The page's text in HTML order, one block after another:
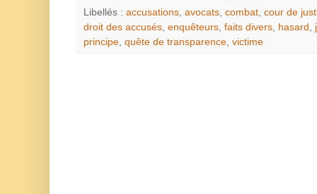
Libellés : accusations, avocats, combat, cour de
droit des accusés, enquêteurs, faits divers, hasard ,
principe, quête de transparence, victime